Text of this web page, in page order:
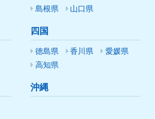
島根県
山口県
四国
徳島県 香川県
愛媛県
高知県
沖縄